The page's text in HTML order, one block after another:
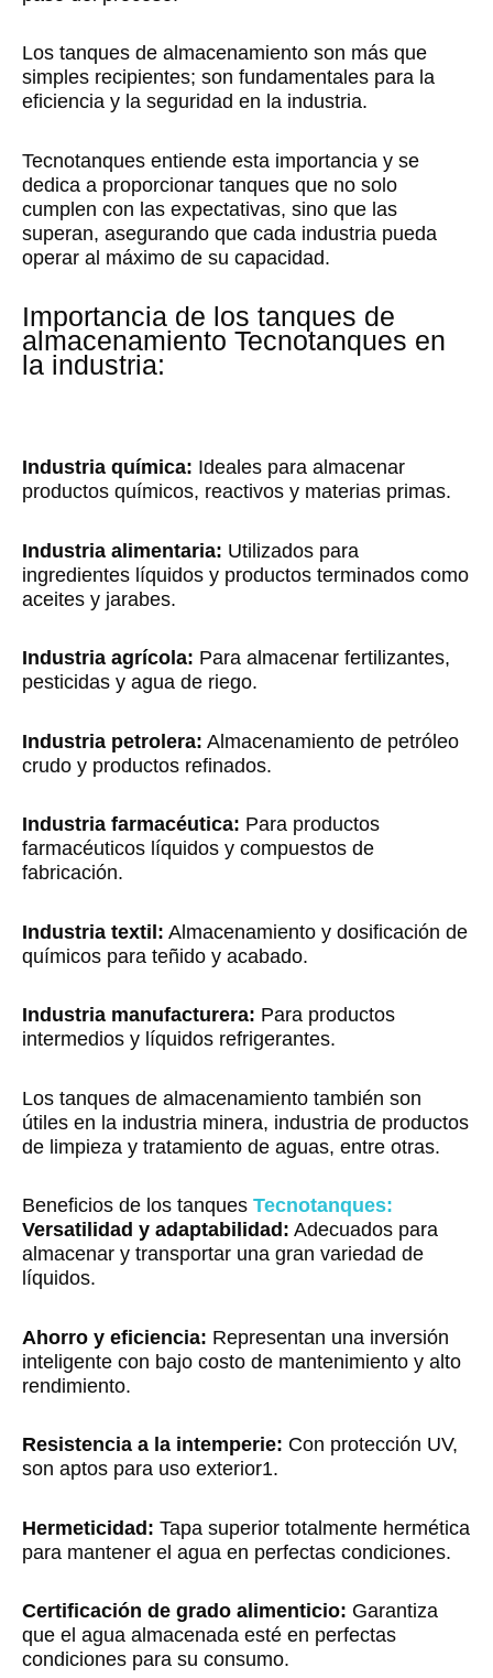
Los tanques de almacenamiento son más que
simples recipientes; son fundamentales para la
eficiencia y la seguridad en la industria.
Tecnotanques entiende esta importancia y se
dedica a proporcionar tanques que no solo
cumplen con las expectativas, sino que las
superan, asegurando que cada industria pueda
operar al máximo de su capacidad.
Importancia de los tanques de
almacenamiento Tecnotanques en
la industria:
Industria química: Ideales para almacenar
productos químicos, reactivos y materias primas.
Industria alimentaria: Utilizados para
ingredientes líquidos y productos terminados como
aceites y jarabes.
Industria agrícola: Para almacenar fertilizantes,
pesticidas y agua de riego.
Industria petrolera: Almacenamiento de petróleo
crudo y productos refinados.
Industria farmacéutica: Para productos
farmacéuticos líquidos y compuestos de
fabricación.
Industria textil: Almacenamiento y dosificación de
químicos para teñido y acabado.
Industria manufacturera: Para productos
intermedios y líquidos refrigerantes.
Los tanques de almacenamiento también son
útiles en la industria minera, industria de productos
de limpieza y tratamiento de aguas, entre otras.
Beneficios de los tanques Tecnotanques:
Versatilidad y adaptabilidad: Adecuados para
almacenar y transportar una gran variedad de
líquidos.
Ahorro y eficiencia: Representan una inversión
inteligente con bajo costo de mantenimiento y alto
rendimiento.
Resistencia a la intemperie: Con protección UV,
son aptos para uso exterior1.
Hermeticidad: Tapa superior totalmente hermética
para mantener el agua en perfectas condiciones.
Certificación de grado alimenticio: Garantiza
que el agua almacenada esté en perfectas
condiciones para su consumo.